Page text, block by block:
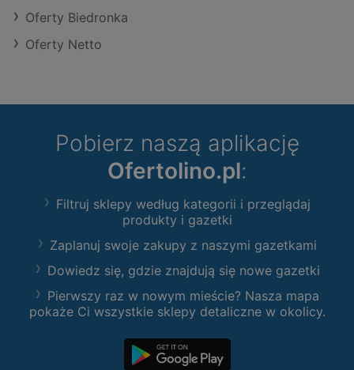
Oferty Biedronka
Oferty Netto
Pobierz naszą aplikację
Ofertolino.pl:
Filtruj sklepy według kategorii i przeglądaj
produkty i gazetki
Zaplanuj swoje zakupy z naszymi gazetkami
Dowiedz się, gdzie znajdują się nowe gazetki
Pierwszy raz w nowym mieście? Nasza mapa
pokaże Ci wszystkie sklepy detaliczne w okolicy.